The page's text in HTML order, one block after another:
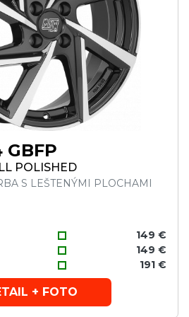
GBFP
POLISHED
S LEŠTENÝMI PLOCHAMI
149 €
149 €
191 €
+ FOTO